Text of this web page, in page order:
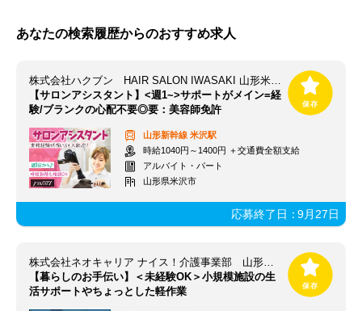
あなたの検索履歴からのおすすめ求人
株式会社ハクブン HAIR SALON IWASAKI 山形米沢駅前店
【サロンアシスタント】<週1~>サポートがメイン=経
験/ブランクの心配不要◎要：美容師免許
山形新幹線 米沢駅
時給1040円～1400円 ＋交通費全額支給
アルバイト・パート
山形県米沢市
応募終了日：9月27日
株式会社ネオキャリア ナイス！介護事業部 山形支店／YMG
【暮らしのお手伝い】＜未経験OK＞小規模施設の生
活サポートやちょっとした軽作業